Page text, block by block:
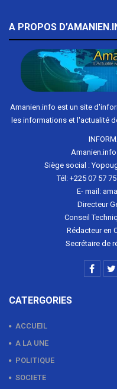
A PROPOS
Amanien.info est un site
les informations et l'actualité
Siège social :
Tél: +225 07 57
E- mail:
Directeur
Conseil
Rédacteur en
Secrétaire de
CATERGORIES
ACCUEIL
A LA UNE
POLITIQUE
SOCIETE